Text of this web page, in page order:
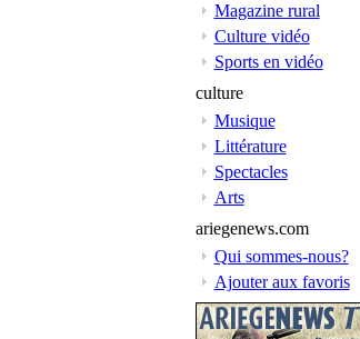
Magazine rural
Culture vidéo
Sports en vidéo
culture
Musique
Littérature
Spectacles
Arts
ariegenews.com
Qui sommes-nous?
Ajouter aux favoris